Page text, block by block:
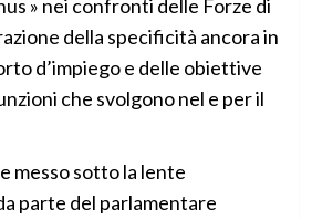
» nei confronti delle Forze di
della specificità ancora in
d’impiego e delle obiettive
che svolgono nel e per il
messo sotto la lente
parte del parlamentare